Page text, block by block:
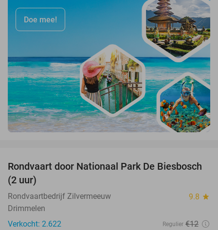
Doe mee!
21%
Rondvaart door Nationaal Park De Biesbosch
(2 uur)
Rondvaartbedrijf Zilvermeeuw 9.8 star
Drimmelen
Verkocht: 2.622
Regulier €12